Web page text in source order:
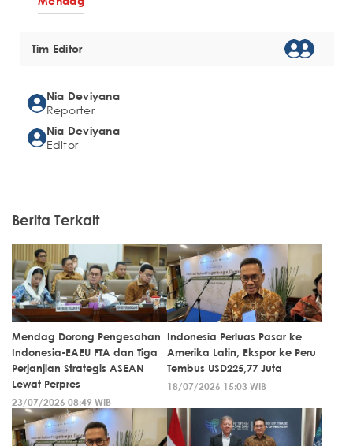
Tim Editor
Nia Deviyana
Reporter
Nia Deviyana
Editor
Berita Terkait
Mendag Dorong Pengesahan
Indonesia-EAEU FTA dan Tiga
Perjanjian Strategis ASEAN
Lewat Perpres
23/07/2026 08:49 WIB
Indonesia Perluas Pasar ke
Amerika Latin, Ekspor ke Peru
Tembus USD225,77 Juta
18/07/2026 15:03 WIB